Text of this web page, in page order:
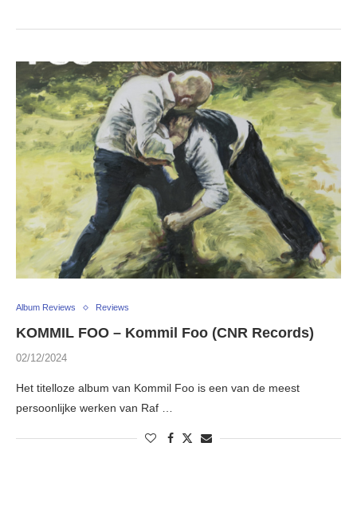
Album Reviews Reviews
KOMMIL FOO – Kommil Foo (CNR Records)
02/12/2024
Het titelloze album van Kommil Foo is een van de meest
persoonlijke werken van Raf …